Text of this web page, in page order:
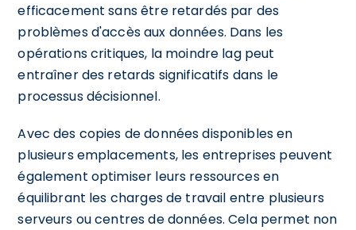
efficacement sans être retardés par des
problèmes d'accès aux données. Dans les
opérations critiques, la moindre lag peut
entraîner des retards significatifs dans le
processus décisionnel.
Avec des copies de données disponibles en
plusieurs emplacements, les entreprises peuvent
également optimiser leurs ressources en
équilibrant les charges de travail entre plusieurs
serveurs ou centres de données. Cela permet non